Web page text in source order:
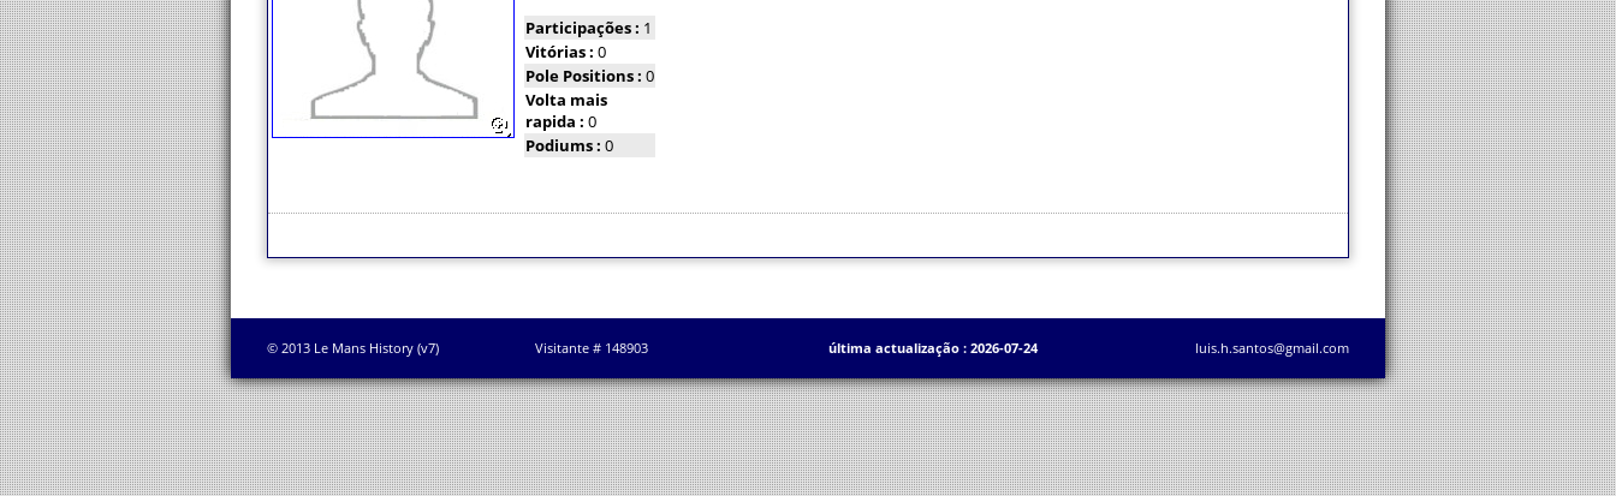
Participações : 1
Vitórias : 0
Pole Positions : 0
Volta mais
rapida : 0
Podiums : 0
© 2013 Le Mans History (v7) Visitante # 148903 última actualização : 2026-07-24 luis.h.santos@gmail.com